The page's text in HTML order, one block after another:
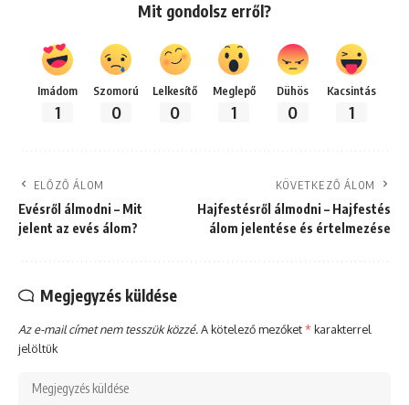
Mit gondolsz erről?
Imádom
1
Szomorú
0
Lelkesítő
0
Meglepő
1
Dühös
0
Kacsintás
1
ELŐZŐ ÁLOM
Evésről álmodni – Mit
jelent az evés álom?
KÖVETKEZŐ ÁLOM
Hajfestésről álmodni – Hajfestés
álom jelentése és értelmezése
Megjegyzés küldése
Az e-mail címet nem tesszük közzé.A kötelező mezőket* karakterrel
jelöltük